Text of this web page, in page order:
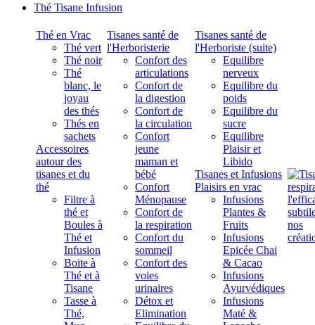
Thé Tisane Infusion
Thé en Vrac
Thé vert
Thé noir
Thé
blanc, le
joyau
des thés
Thés en
sachets
Accessoires
autour des
tisanes et du
thé
Filtre à
thé et
Boules à
Thé et
Infusion
Boite à
Thé et à
Tisane
Tasse à
Thé,
Tisanes santé de
l'Herboristerie
Confort des
articulations
Confort de
la digestion
Confort de
la circulation
Confort
jeune
maman et
bébé
Confort
Ménopause
Confort de
la respiration
Confort du
sommeil
Confort des
voies
urinaires
Détox et
Elimination
Tisanes santé de
l'Herboriste (suite)
Equilibre
nerveux
Equilibre du
poids
Equilibre du
sucre
Equilibre
Plaisir et
Libido
Tisanes et Infusions
Plaisirs en vrac
Infusions
Plantes &
Fruits
Infusions
Epicée Chai
& Cacao
Infusions
Ayurvédiques
Infusions
Maté &